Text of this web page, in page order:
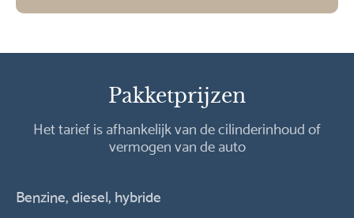
Pakketprijzen
Het tarief is afhankelijk van de cilinderinhoud of
vermogen van de auto
Benzine, diesel, hybride